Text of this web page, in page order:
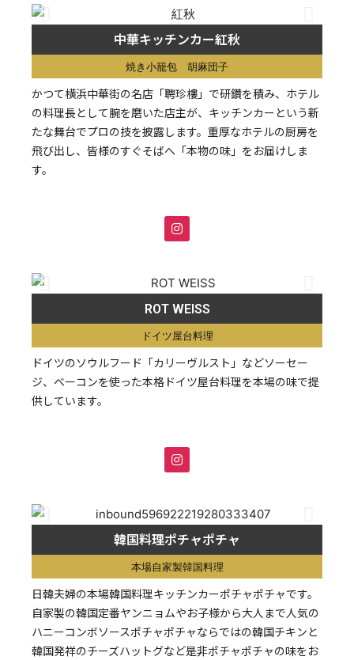
中華キッチンカー紅秋
焼き小籠包 胡麻団子
かつて横浜中華街の名店「聘珍樓」で研鑽を積み、ホテル
の料理長として腕を磨いた店主が、キッチンカーという新
たな舞台でプロの技を披露します。重厚なホテルの厨房を
飛び出し、皆様のすぐそばへ「本物の味」をお届けしま
す。
ROT WEISS
ドイツ屋台料理
ドイツのソウルフード「カリーヴルスト」などソーセー
ジ、ベーコンを使った本格ドイツ屋台料理を本場の味で提
供しています。
韓国料理ポチャポチャ
本場自家製韓国料理
日韓夫婦の本場韓国料理キッチンカーポチャポチャです。
自家製の韓国定番ヤンニョムやお子様から大人まで人気の
ハニーコンボソースポチャポチャならではの韓国チキンと
韓国発祥のチーズハットグなど是非ポチャポチャの味をお